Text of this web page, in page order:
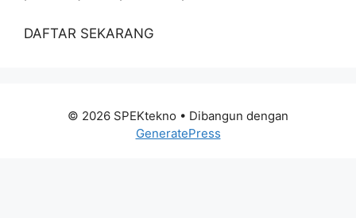
DAFTAR SEKARANG
© 2026 SPEKtekno • Dibangun dengan
GeneratePress